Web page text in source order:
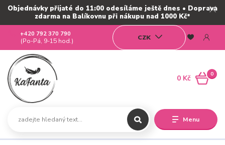
Objednávky přijaté do 11:00 odesíláme ještě dnes • Doprava
zdarma na Balíkovnu při nákupu nad 1000 Kč*
Menu
CZK
+420 792 370 790
(Po-Pá, 9-15 hod.)
0
0 Kč